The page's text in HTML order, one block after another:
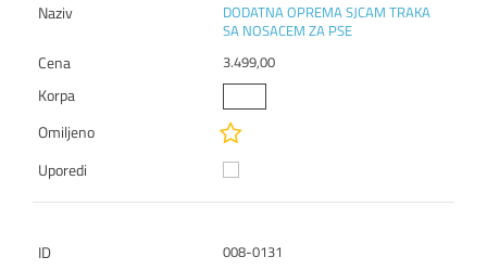
DODATNA OPREMA SJCAM TRAKA
SA NOSACEM ZA PSE
3.499,00
008-0131